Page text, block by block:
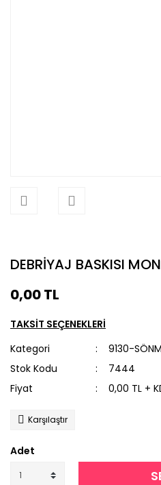
DEBRİYAJ BASKISI
0,00 TL
TAKSİT SEÇENEKLERİ
Kategori
9130-
Stok Kodu
7444
Fiyat
0,00 TL +
Karşılaştır
Adet